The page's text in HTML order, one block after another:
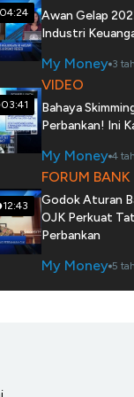
04:24
Awan Gelap
Industri
My Money 3
03:41
VIDEO
Bahaya
Perbankan! Ini
My Money 4
12:43
FORUM
Godok Aturan
OJK Perkuat
Perbankan
My Money 5